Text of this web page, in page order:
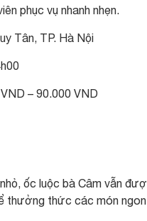
phục vụ nhanh nhẹn.
Tân, TP. Hà Nội
– 90.000 VND
ốc luộc bà Câm vẫn
thưởng thức các món